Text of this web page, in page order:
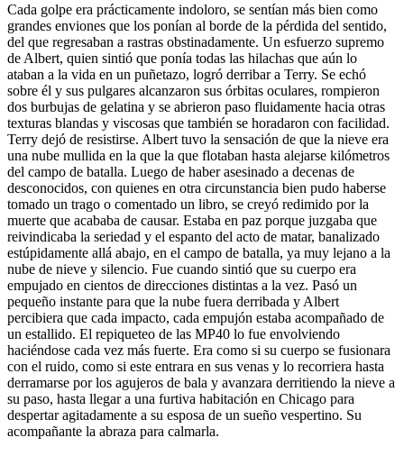
Cada golpe era prácticamente indoloro, se sentían más bien como
grandes enviones que los ponían al borde de la pérdida del sentido,
del que regresaban a rastras obstinadamente. Un esfuerzo supremo
de Albert, quien sintió que ponía todas las hilachas que aún lo
ataban a la vida en un puñetazo, logró derribar a Terry. Se echó
sobre él y sus pulgares alcanzaron sus órbitas oculares, rompieron
dos burbujas de gelatina y se abrieron paso fluidamente hacia otras
texturas blandas y viscosas que también se horadaron con facilidad.
Terry dejó de resistirse. Albert tuvo la sensación de que la nieve era
una nube mullida en la que la que flotaban hasta alejarse kilómetros
del campo de batalla. Luego de haber asesinado a decenas de
desconocidos, con quienes en otra circunstancia bien pudo haberse
tomado un trago o comentado un libro, se creyó redimido por la
muerte que acababa de causar. Estaba en paz porque juzgaba que
reivindicaba la seriedad y el espanto del acto de matar, banalizado
estúpidamente allá abajo, en el campo de batalla, ya muy lejano a la
nube de nieve y silencio. Fue cuando sintió que su cuerpo era
empujado en cientos de direcciones distintas a la vez. Pasó un
pequeño instante para que la nube fuera derribada y Albert
percibiera que cada impacto, cada empujón estaba acompañado de
un estallido. El repiqueteo de las MP40 lo fue envolviendo
haciéndose cada vez más fuerte. Era como si su cuerpo se fusionara
con el ruido, como si este entrara en sus venas y lo recorriera hasta
derramarse por los agujeros de bala y avanzara derritiendo la nieve a
su paso, hasta llegar a una furtiva habitación en Chicago para
despertar agitadamente a su esposa de un sueño vespertino. Su
acompañante la abraza para calmarla.